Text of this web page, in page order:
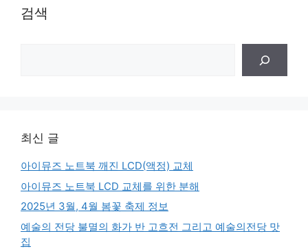
검색
최신 글
아이뮤즈 노트북 깨진 LCD(액정) 교체
아이뮤즈 노트북 LCD 교체를 위한 분해
2025년 3월, 4월 봄꽃 축제 정보
예술의 전당 불멸의 화가 반 고흐전 그리고 예술의전당 맛
집